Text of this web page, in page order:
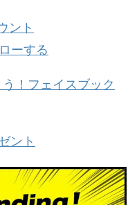
ント
ーする
！フェイスブック
ント